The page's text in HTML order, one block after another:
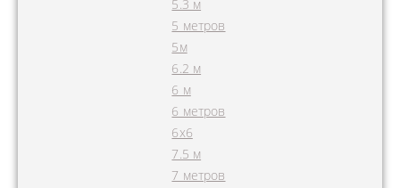
5.3 м
5 метров
5м
6.2 м
6 м
6 метров
6х6
7.5 м
7 метров